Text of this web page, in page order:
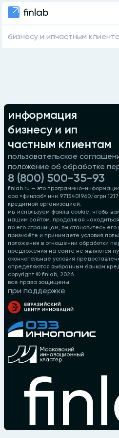
бизнесу и ипчастным
информация
бизнесу и ип
частным клиентам
пользовательское
положение об обработке
8 (800) 500-35-93
finlab.ru — это программно-
ооо «финлаб» инн 9715401960/огрн
кредитной организацией.
мы используем файлы cookie, чтобы
нашим сайтом. продолжая
по его страницам, вы становитесь
признаёте и принимаете условия
положения в отношении обработки
предложения на сайте не являются
окончательные условия
определяются выбранным банком
copyright © finlab, 2026.
все права защищены.
при поддержке